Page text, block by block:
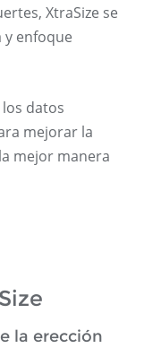
XtraSize se
enfoque
los datos
mejorar la
mejor manera
la erección